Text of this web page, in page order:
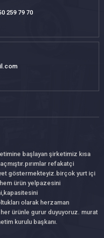
259 79 70
başlayan şirketimiz kısa
refakatçi
göstermekteyiz.birçok yurt içi
hem ürün yelpazesini
olarak herzaman
ürünle gurur duyuyoruz. murat
kurulu başkanı.